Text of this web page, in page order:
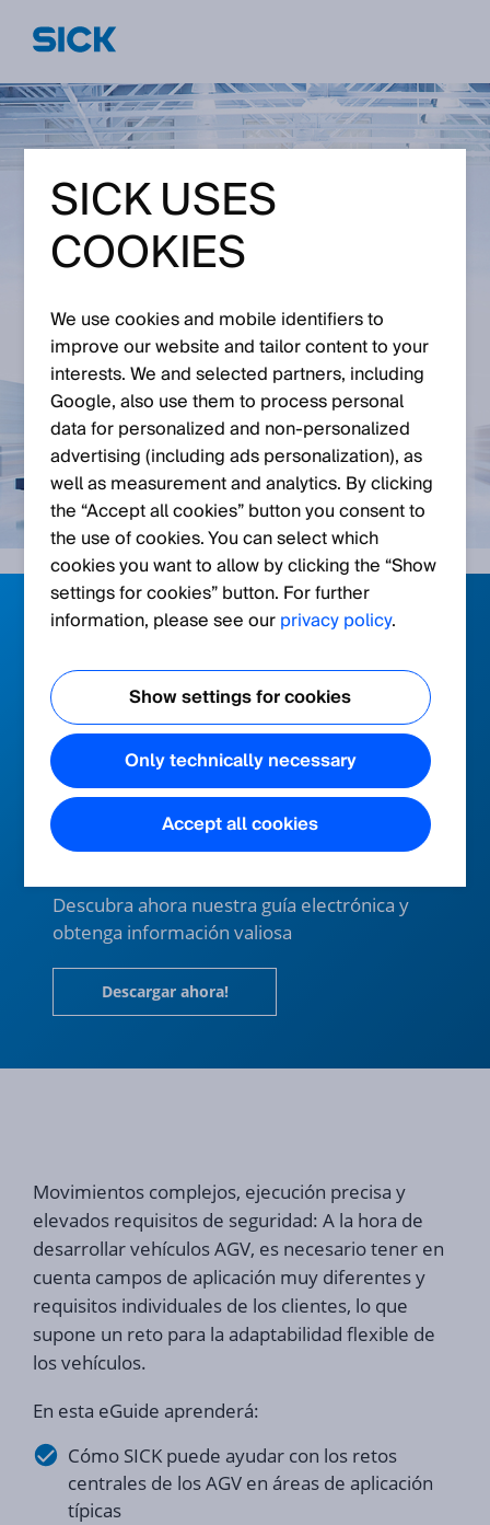
robots móviles
mediante soluciones
de sensores
modulares
Descubra ahora nuestra guía electrónica y
obtenga información valiosa
Descargar ahora!
Movimientos complejos, ejecución precisa y
elevados requisitos de seguridad: A la hora de
desarrollar vehículos AGV, es necesario tener en
cuenta campos de aplicación muy diferentes y
requisitos individuales de los clientes, lo que
supone un reto para la adaptabilidad flexible de
los vehículos.
En esta eGuide aprenderá:
Cómo SICK puede ayudar con los retos
centrales de los AGV en áreas de aplicación
típicas
SICK USES
COOKIES
We use cookies and mobile identifiers to
improve our website and tailor content to your
interests. We and selected partners, including
Google, also use them to process personal
data for personalized and non‑personalized
advertising (including ads personalization), as
well as measurement and analytics. By clicking
the “Accept all cookies” button you consent to
the use of cookies. You can select which
cookies you want to allow by clicking the “Show
settings for cookies” button. For further
information, please see ourprivacy policy.
Show settings for cookies
Only technically necessary
Accept all cookies